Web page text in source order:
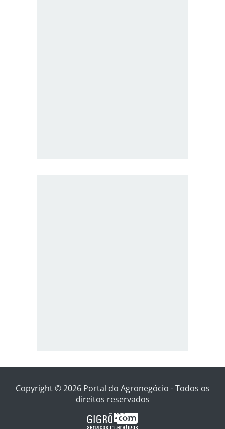
Copyright © 2026 Portal do Agronegócio - Todos os
direitos reservados